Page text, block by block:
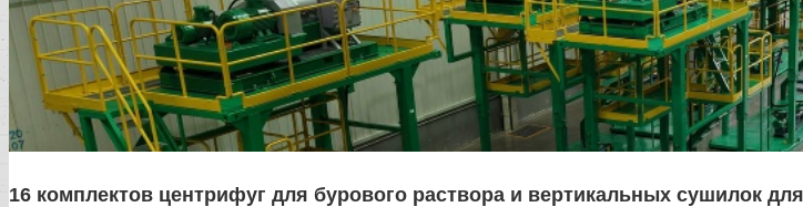
16 комплектов центрифуг для бурового раствора и вертикальных сушилок